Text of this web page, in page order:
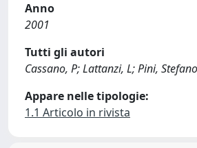
Anno
2001
Tutti gli autori
Cassano, P; Lattanzi, L; Pini,
Appare nelle tipologie:
1.1 Articolo in rivista